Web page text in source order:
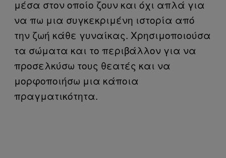
μέσα στον οποίο ζουν και όχι απλά για
να πω μια συγκεκριμένη ιστορία από
την ζωή κάθε γυναίκας. Χρησιμοποιούσα
τα σώματα και το περιβάλλον για να
προσελκύσω τους θεατές και να
μορφοποιήσω μια κάποια
πραγματικότητα.